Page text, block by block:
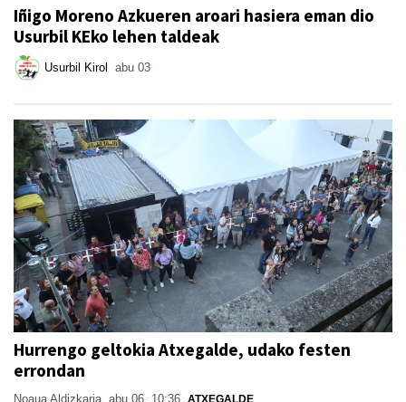
Iñigo Moreno Azkueren aroari hasiera eman dio
Usurbil KEko lehen taldeak
Usurbil Kirol abu 03
Hurrengo geltokia Atxegalde, udako festen
errondan
Noaua Aldizkaria abu 06, 10:36 ATXEGALDE